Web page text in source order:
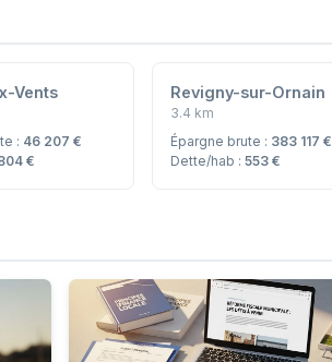
Vents
: 46 207 €
€
Revigny-sur-Ornain
3.4 km
Épargne brute : 383 117 €
Dette/hab : 553 €